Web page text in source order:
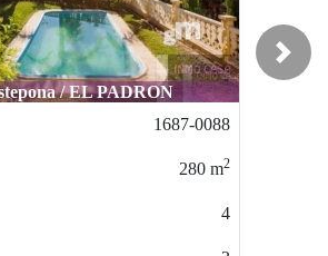
PADRON
/ ARCO DE MARBELLA
1664-001123
85
Next